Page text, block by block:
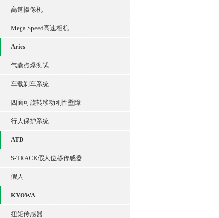
高速摄像机
Mega Speed高速相机
Aries
气囊点爆测试
车载刹车系统
四面可旋转移动刚性壁障
行人保护系统
ATD
S-TRACK假人位移传感器
假人
KYOWA
扭矩传感器